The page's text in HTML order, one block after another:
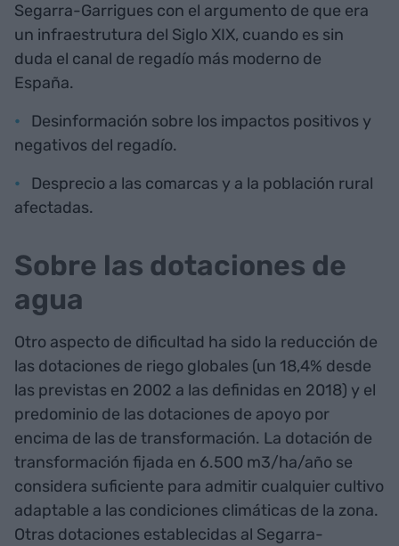
Segarra-Garrigues con el argumento de que era
un infraestrutura del Siglo XIX, cuando es sin
duda el canal de regadío más moderno de
España.
Desinformación sobre los impactos positivos y
negativos del regadío.
Desprecio a las comarcas y a la población rural
afectadas.
Sobre las dotaciones de
agua
Otro aspecto de dificultad ha sido la reducción de
las dotaciones de riego globales (un 18,4% desde
las previstas en 2002 a las definidas en 2018) y el
predominio de las dotaciones de apoyo por
encima de las de transformación. La dotación de
transformación fijada en 6.500 m3/ha/año se
considera suficiente para admitir cualquier cultivo
adaptable a las condiciones climáticas de la zona.
Otras dotaciones establecidas al Segarra-